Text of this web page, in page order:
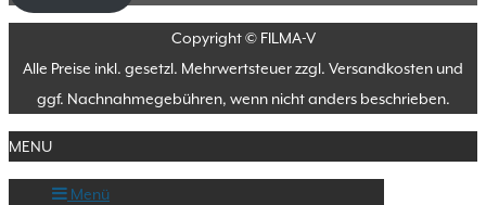
Copyright © FILMA-V
Alle Preise inkl. gesetzl. Mehrwertsteuer zzgl. Versandkosten und
ggf. Nachnahmegebühren, wenn nicht anders beschrieben.
MENU
Menü